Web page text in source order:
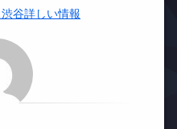
谷詳しい情報